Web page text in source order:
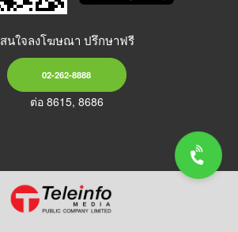
สนใจลงโฆษณา ปรึกษาฟรี
02-262-8888
ต่อ 8615, 8686